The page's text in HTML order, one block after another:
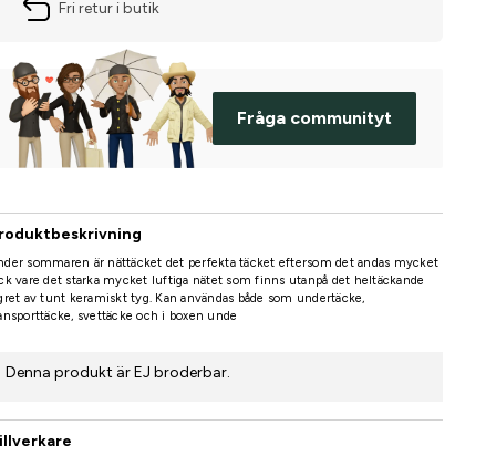
Fri retur i butik
Fråga communityt
sommaren är nättäcket det perfekta täcket eftersom det andas mycket
vare det starka mycket luftiga nätet som finns utanpå det heltäckande
av tunt keramiskt tyg. Kan användas både som undertäcke,
svettäcke och i boxen unde
Denna produkt är EJ broderbar.